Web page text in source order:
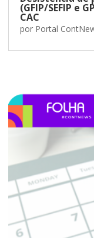
(GFIP/SEFIP e
CAC
por Portal